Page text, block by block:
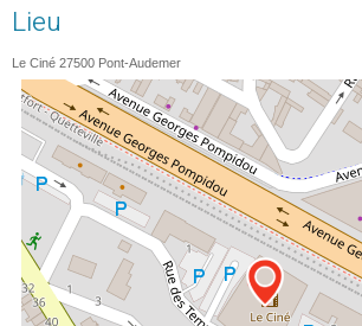
Lieu
Le Ciné 27500 Pont-Audemer